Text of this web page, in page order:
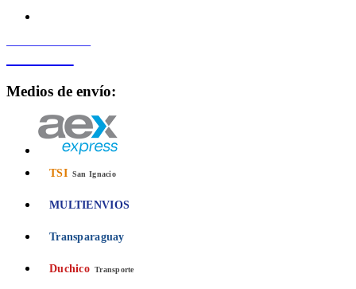
Medios de envío:
TSI San Ignacio
MULTIENVIOS
Transparaguay
Duchico Transporte